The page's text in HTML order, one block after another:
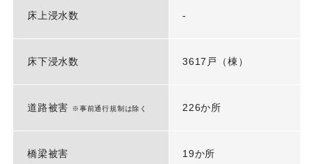
床上浸水数 -
床下浸水数 3617戸（棟）
道路被害 ※事前通行規制は除く 226か所
橋梁被害 19か所